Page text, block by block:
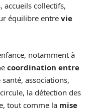
accueils collectifs,
équilibre entre vie
notamment à
coordination entre
associations,
la détection des
tout comme la mise